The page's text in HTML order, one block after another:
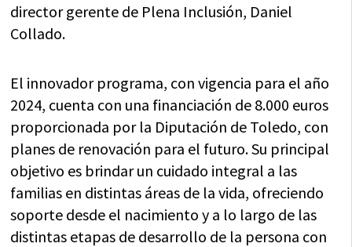
director gerente de Plena Inclusión, Daniel
Collado.
El innovador programa, con vigencia para el año
2024, cuenta con una financiación de 8.000 euros
proporcionada por la Diputación de Toledo, con
planes de renovación para el futuro. Su principal
objetivo es brindar un cuidado integral a las
familias en distintas áreas de la vida, ofreciendo
soporte desde el nacimiento y a lo largo de las
distintas etapas de desarrollo de la persona con